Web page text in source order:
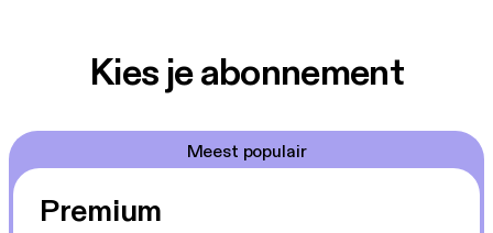
Kies je abonnement
Meest populair
Premium